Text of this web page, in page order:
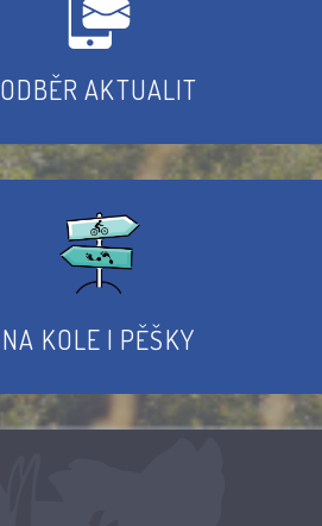
ODBĚR AKTUALIT
NA KOLE I PĚŠKY